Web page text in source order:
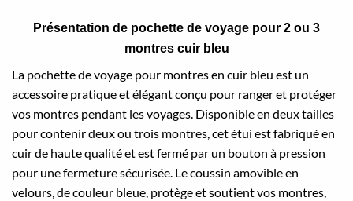
Présentation de pochette de voyage pour 2 ou 3
montres cuir bleu
La pochette de voyage pour montres en cuir bleu est un
accessoire pratique et élégant conçu pour ranger et protéger
vos montres pendant les voyages. Disponible en deux tailles
pour contenir deux ou trois montres, cet étui est fabriqué en
cuir de haute qualité et est fermé par un bouton à pression
pour une fermeture sécurisée. Le coussin amovible en
velours, de couleur bleue, protège et soutient vos montres,